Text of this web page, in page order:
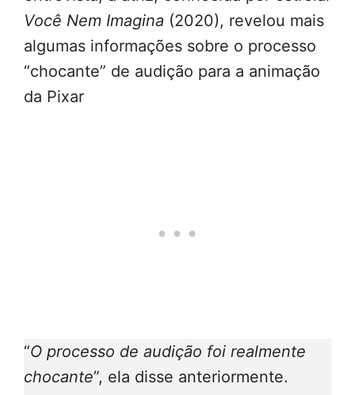
Você Nem Imagina (2020), revelou mais
algumas informações sobre o processo
“chocante” de audição para a animação
da Pixar
“O processo de audição foi realmente
chocante”, ela disse anteriormente.